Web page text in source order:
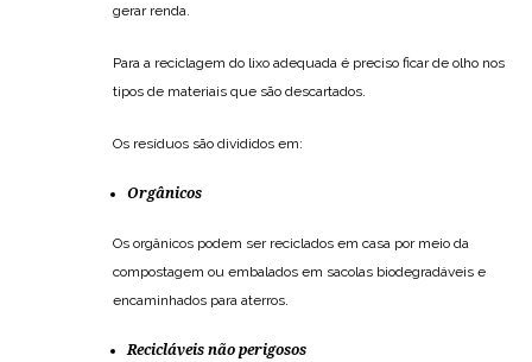
gerar renda.
Para a reciclagem do lixo adequada é preciso ficar de olho nos
tipos de materiais que são descartados.
Os resíduos são divididos em:
Orgânicos
Os orgânicos podem ser reciclados em casa por meio da
compostagem ou embalados em sacolas biodegradáveis e
encaminhados para aterros.
Recicláveis não perigosos